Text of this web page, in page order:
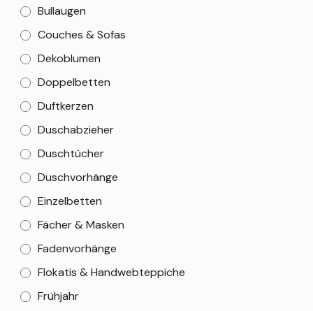
Bullaugen
Couches & Sofas
Dekoblumen
Doppelbetten
Duftkerzen
Duschabzieher
Duschtücher
Duschvorhänge
Einzelbetten
Fächer & Masken
Fadenvorhänge
Flokatis & Handwebteppiche
Frühjahr